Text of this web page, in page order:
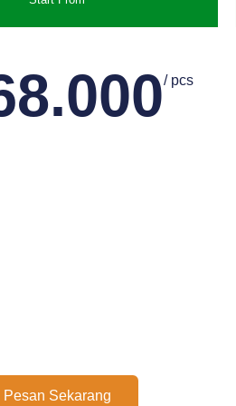
/ pcs
Pesan Sekarang